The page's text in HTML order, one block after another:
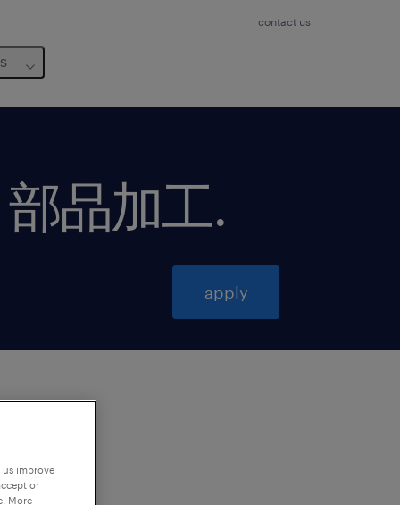
contact us
品加工.
apply
improve
or
More